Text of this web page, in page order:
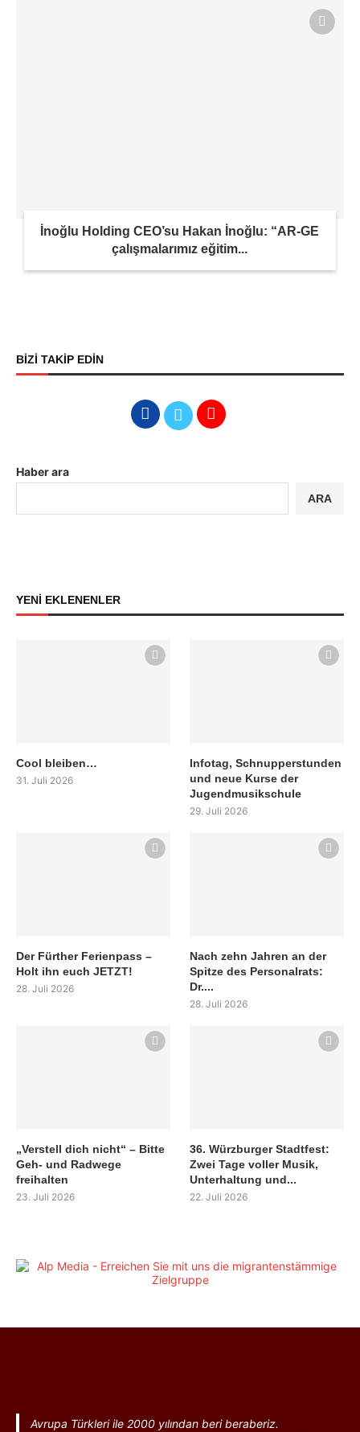
İnoğlu Holding CEO’su Hakan İnoğlu: “AR-GE
çalışmalarımız eğitim...
BİZİ TAKİP EDİN
Haber ara
ARA
YENİ EKLENENLER
Cool bleiben…
31. Juli 2026
Infotag, Schnupperstunden
und neue Kurse der
Jugendmusikschule
29. Juli 2026
Der Fürther Ferienpass –
Holt ihn euch JETZT!
28. Juli 2026
Nach zehn Jahren an der
Spitze des Personalrats:
Dr....
28. Juli 2026
„Verstell dich nicht“ – Bitte
Geh- und Radwege
freihalten
23. Juli 2026
36. Würzburger Stadtfest:
Zwei Tage voller Musik,
Unterhaltung und...
22. Juli 2026
Avrupa Türkleri ile 2000 yılından beri beraberiz.